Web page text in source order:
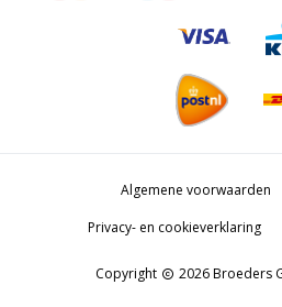
Algemene voorwaarden
Privacy- en cookieverklaring
Copyright copyright 2026 Broeders